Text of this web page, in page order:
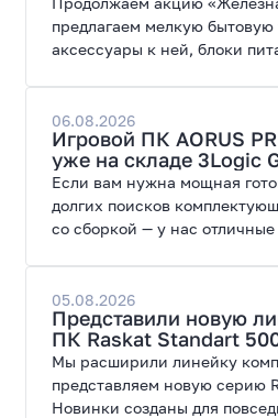
предлагаем мелкую бытовую
аксессуары к ней, блоки
06.08.2026
Игровой ПК AORUS
уже на складе 3Logic
Если вам нужна мощная
долгих поисков
со сборкой — у нас
современных игр и работы с
05.08.2026
Представили новую
ПК Raskat Standart
Мы расширили линейку
представляем новую серию
Новинки созданы для